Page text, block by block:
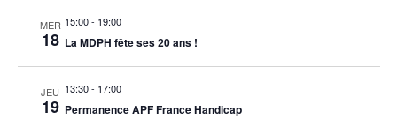
MER
18
15:00- 19:00
La MDPH fête ses 20 ans !
JEU
19
13:30- 17:00
Permanence APF France Handicap